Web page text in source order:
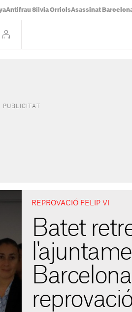
Antifrau Sílvia OrriolsAsassinat
REPROVACIÓ FELIP VI
Batet